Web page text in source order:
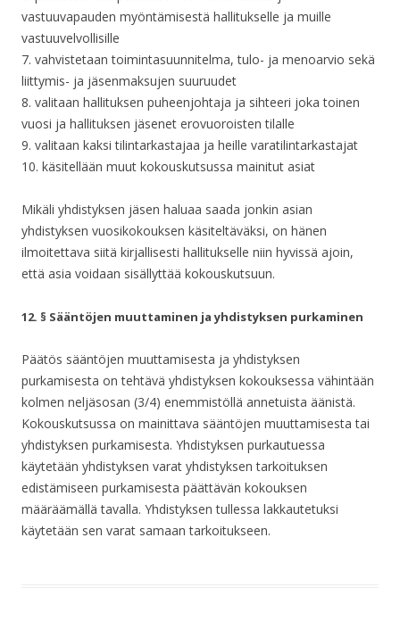
vastuuvapauden myöntämisestä hallitukselle ja muille
vastuuvelvollisille
7. vahvistetaan toimintasuunnitelma, tulo- ja menoarvio sekä
liittymis- ja jäsenmaksujen suuruudet
8. valitaan hallituksen puheenjohtaja ja sihteeri joka toinen
vuosi ja hallituksen jäsenet erovuoroisten tilalle
9. valitaan kaksi tilintarkastajaa ja heille varatilintarkastajat
10. käsitellään muut kokouskutsussa mainitut asiat
Mikäli yhdistyksen jäsen haluaa saada jonkin asian
yhdistyksen vuosikokouksen käsiteltäväksi, on hänen
ilmoitettava siitä kirjallisesti hallitukselle niin hyvissä ajoin,
että asia voidaan sisällyttää kokouskutsuun.
12. § Sääntöjen muuttaminen ja yhdistyksen purkaminen
Päätös sääntöjen muuttamisesta ja yhdistyksen
purkamisesta on tehtävä yhdistyksen kokouksessa vähintään
kolmen neljäsosan (3/4) enemmistöllä annetuista äänistä.
Kokouskutsussa on mainittava sääntöjen muuttamisesta tai
yhdistyksen purkamisesta. Yhdistyksen purkautuessa
käytetään yhdistyksen varat yhdistyksen tarkoituksen
edistämiseen purkamisesta päättävän kokouksen
määräämällä tavalla. Yhdistyksen tullessa lakkautetuksi
käytetään sen varat samaan tarkoitukseen.